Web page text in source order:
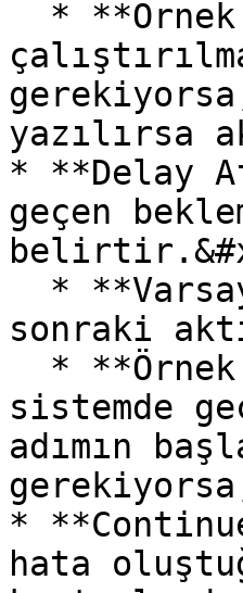
yazılırsa
* **Delay
geçen
sonraki
sistemde
adımın
*
hata